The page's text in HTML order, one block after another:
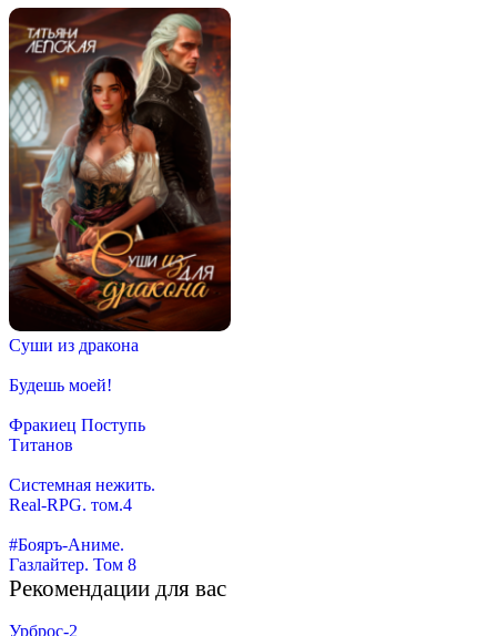
Суши из дракона
Будешь моей!
Фракиец Поступь
Титанов
Системная нежить.
Real-RPG. том.4
#Бояръ-Аниме.
Газлайтер. Том 8
Рекомендации для вас
Урброс-2